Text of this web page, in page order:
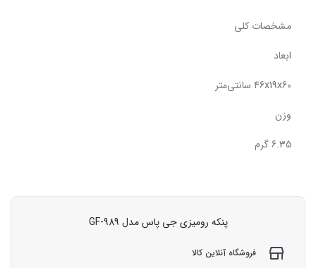
مشخصات کلی
ابعاد
46x19x60 سانتی‌متر
وزن
6.35 گرم
پنکه رومیزی جی پاس مدل GF-989
فروشگاه آنلاین کالا